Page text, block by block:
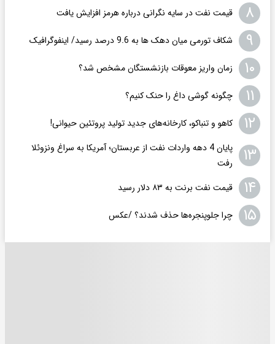
۸ قیمت نفت در سایه نگرانی درباره هرمز افزایش یافت
۹ شکاف تورمی میان دهک ها به 9.6 درصد رسید/ اینفوگرافیک
۱۰ زمان واریز معوقات بازنشستگان مشخص شد؟
۱۱ چگونه گوشی داغ را حنک کنیم؟
۱۲ کاهو و تنباکو، کارخانه‌های جدید تولید پروتئین حیوانی!
۱۳
پایان 4 دهه واردات نفت از عربستان؛ آمریکا به سراغ ونزوئلا
رفت
۱۴ قیمت نفت برنت به ۸۳ دلار رسید
۱۵ چرا جلوپنجره‌ها حذف شدند؟ /عکس